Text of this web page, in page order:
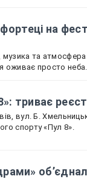
на
музика та атмосфера
оживає просто неба.
триває
вул. Б.
спорту «Пул 8».